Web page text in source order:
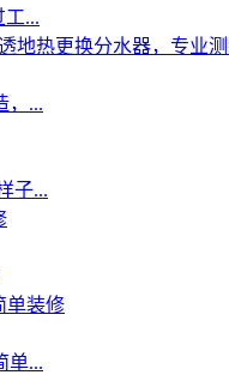
...
，...
子...
单...